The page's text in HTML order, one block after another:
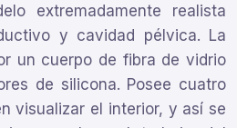
extremadamente realista
y cavidad pélvica. La
un cuerpo de fibra de vidrio
de silicona. Posee cuatro
visualizar el interior, y así se